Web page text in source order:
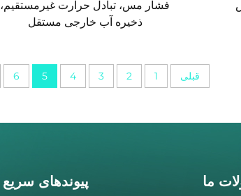
فشار مس، تبادل حرارت غیرمستقیم،
ذخیره آب خارجی مستقل
قبلی 1
2
3
4
5
6
ما پیوندهای سریع